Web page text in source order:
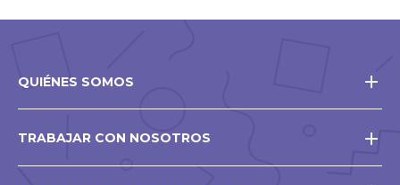
QUIÉNES SOMOS
TRABAJAR CON NOSOTROS